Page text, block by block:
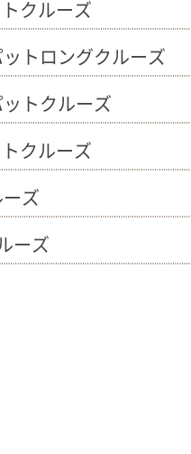
クルーズ
トロングクルーズ
トクルーズ
クルーズ
ズ
ーズ